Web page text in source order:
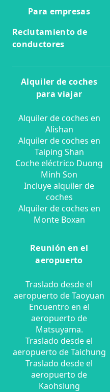
Para empresas
Reclutamiento de
conductores
Alquiler de coches
para viajar
Alquiler de coches en
Alishan
Alquiler de coches en
Taiping Shan
Coche eléctrico Duong
Minh Son
Incluye alquiler de
coches
Alquiler de coches en
Monte Boxan
Reunión en el
aeropuerto
Traslado desde el
aeropuerto de Taoyuan
Encuentro en el
aeropuerto de
Matsuyama.
Traslado desde el
aeropuerto de Taichung
Traslado desde el
aeropuerto de
Kaohsiung